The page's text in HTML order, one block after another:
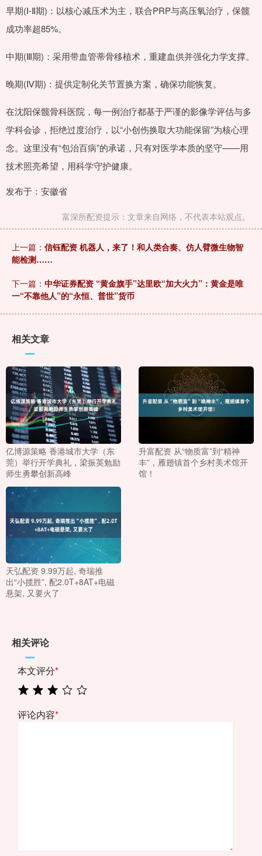
早期(Ⅰ-Ⅱ期)：以核心减压术为主，联合PRP与高压氧治疗，保髋
成功率超85%。
中期(Ⅲ期)：采用带血管蒂骨移植术，重建血供并强化力学支撑。
晚期(Ⅳ期)：提供定制化关节置换方案，确保功能恢复。
在沈阳保髋骨科医院，每一例治疗都基于严谨的影像学评估与多
学科会诊，拒绝过度治疗，以“小创伤换取大功能保留”为核心理
念。这里没有“包治百病”的承诺，只有对医学本质的坚守——用
技术照亮希望，用科学守护健康。
发布于：安徽省
富深所配资提示：文章来自网络，不代表本站观点。
上一篇： 信钰配资 机器人，来了！和人类合奏、仿人臂微生物智
能检测……
下一篇： 中华证券配资 “黄金旗手”达里欧“加大火力”：黄金是唯
一“不靠他人”的“永恒、普世”货币
相关文章
亿博源策略 香港城市大学（东
莞）举行开学典礼，梁振英勉励
师生勇攀创新高峰
升富配资 从“物质富”到“精神
丰”，雁翅镇首个乡村美术馆开
馆！
天弘配资 9.99万起, 奇瑞推
出“小揽胜”, 配2.0T+8AT+电磁
悬架, 又要火了
相关评论
本文评分*
评论内容*